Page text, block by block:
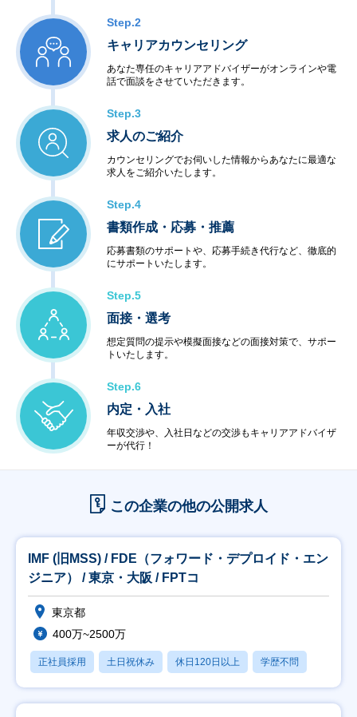
Step.2
キャリアカウンセリング
あなた専任のキャリアアドバイザーがオンラインや電
話で面談をさせていただきます。
Step.3
求人のご紹介
カウンセリングでお伺いした情報からあなたに最適な
求人をご紹介いたします。
Step.4
書類作成・応募・推薦
応募書類のサポートや、応募手続き代行など、徹底的
にサポートいたします。
Step.5
面接・選考
想定質問の提示や模擬面接などの面接対策で、サポー
トいたします。
Step.6
内定・入社
年収交渉や、入社日などの交渉もキャリアアドバイザ
ーが代行！
この企業の他の公開求人
IMF (旧MSS) / FDE（フォワード・デプロイド・エン
ジニア） / 東京・大阪 / FPTコ
東京都
400万~2500万
正社員採用 土日祝休み 休日120日以上 学歴不問